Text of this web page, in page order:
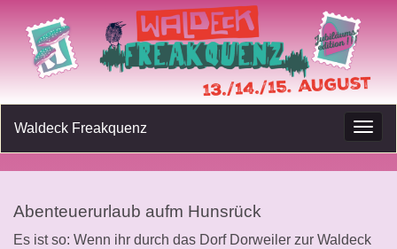
Waldeck Freakquenz
Abenteuerurlaub aufm Hunsrück
Es ist so: Wenn ihr durch das Dorf Dorweiler zur Waldeck